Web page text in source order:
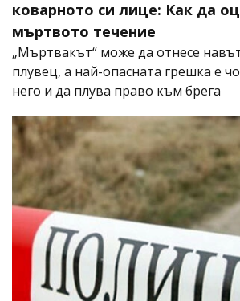
коварното си лице: Как да
мъртвото течение
„Мъртвакът“ може да отнесе
плувец, а най-опасната грешка е
него и да плува право към брега